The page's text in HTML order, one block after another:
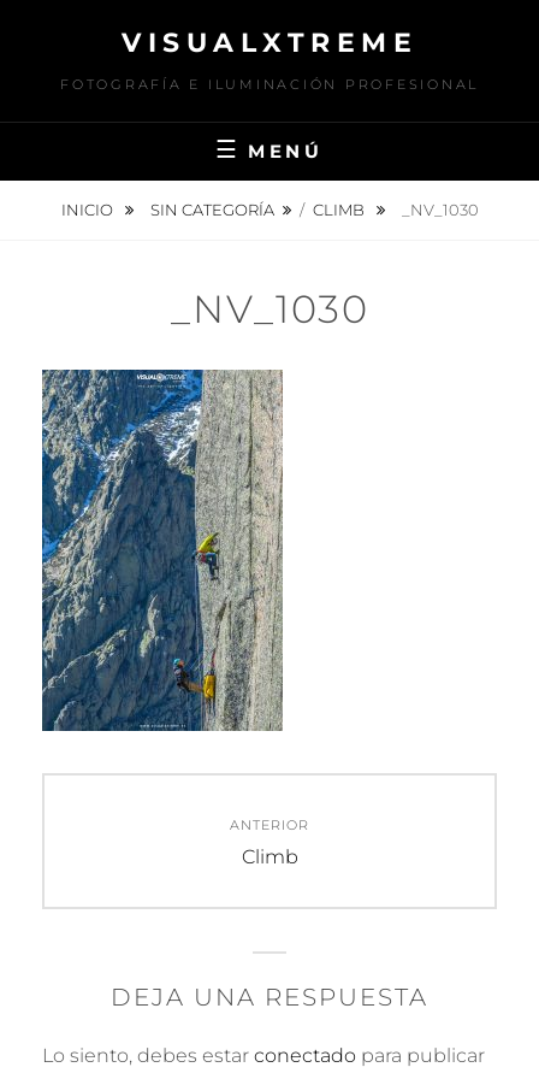
contenido
VISUALXTREME
FOTOGRAFÍA E ILUMINACIÓN PROFESIONAL
MENÚ
INICIO SIN CATEGORÍA / CLIMB _NV_1030
_NV_1030
entradas
ANTERIOR
Entrada
Climb
DEJA UNA RESPUESTA
Lo siento, debes estar conectado para publicar